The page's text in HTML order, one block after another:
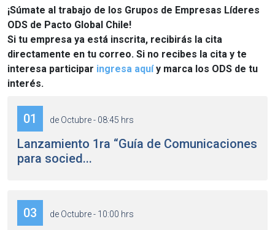
¡Súmate al trabajo de los Grupos de Empresas Líderes
ODS de Pacto Global Chile!
Si tu empresa ya está inscrita, recibirás la cita
directamente en tu correo. Si no recibes la cita y te
interesa participar ingresa aquí y marca los ODS de tu
interés.
01 de Octubre - 08:45 hrs
Lanzamiento 1ra “Guía de Comunicaciones
para socied...
03 de Octubre - 10:00 hrs